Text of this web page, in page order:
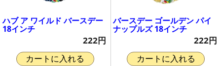
ハブ ア ワイルド バースデー
18インチ
222円
カートに入れる
バースデー ゴールデン パイ
ナップルズ 18インチ
222円
カートに入れる